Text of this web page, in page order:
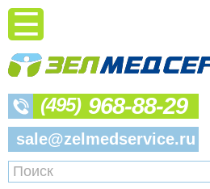
(495) 968-88-29
sale@zelmedservice.ru